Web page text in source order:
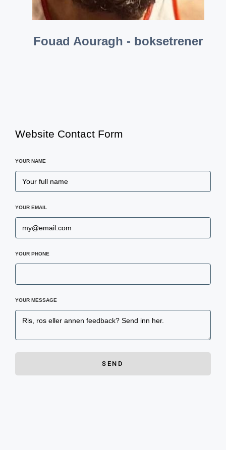
Fouad Aouragh - boksetrener
Website Contact Form
YOUR NAME
YOUR EMAIL
YOUR PHONE
YOUR MESSAGE
SEND